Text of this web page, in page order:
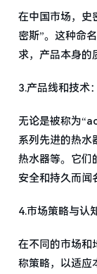
在中国市场，史
密斯”。这种命
求，产品本身的
3.产品线和技术：
无论是被称为
系列先进的热水
热水器等。它们
安全和持久而闻
4.市场策略与认
在不同的市场和
称策略，以适应